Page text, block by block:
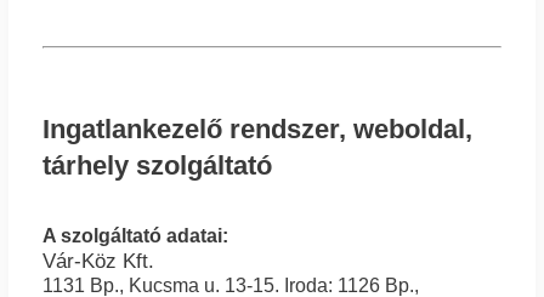
Ingatlankezelő rendszer, weboldal,
tárhely szolgáltató
A szolgáltató adatai:
Vár-Köz Kft.
1131 Bp., Kucsma u. 13-15. Iroda: 1126 Bp.,